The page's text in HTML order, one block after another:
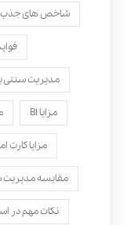
شاخص های جذب
مدیریت سنتی
مزایا BI
مزایا کارت
مقایسه مدیریت
نکات مهم در